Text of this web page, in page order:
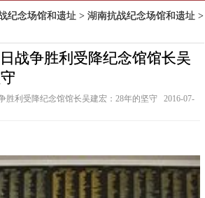
纪念场馆和遗址 > 湖南抗战纪念场馆和遗址 >
战争胜利受降纪念馆馆长吴
胜利受降纪念馆馆长吴建宏：28年的坚守 2016-07-